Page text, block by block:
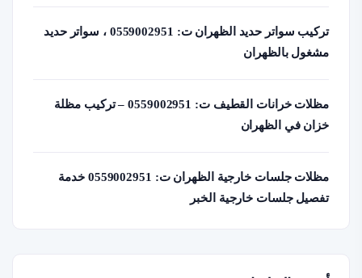
تركيب سواتر حديد الظهران ت: 0559002951 ، سواتر حديد
مشغول بالظهران
مظلات خرانات القطيف ت: 0559002951 – تركيب مظلة
خزان في الظهران
مظلات جلسات خارجية الظهران ت: 0559002951 خدمة
تفصيل جلسات خارجية الخبر